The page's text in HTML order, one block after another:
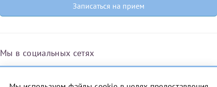
Записаться на прием
Мы в социальных сетях